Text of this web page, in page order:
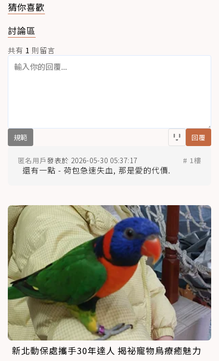
猜你喜歡
討論區
共有 1 則留言
規範 回覆
匿名用戶 2026-05-30 05:37:17 # 1樓
新北動保處攜手30年達人 揭祕寵物鳥療癒魅力